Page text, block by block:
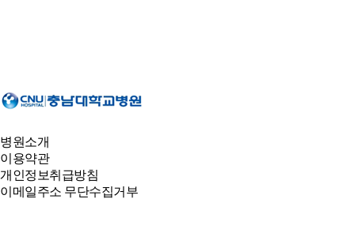
병원소개
이용약관
개인정보취급방침
이메일주소 무단수집거부